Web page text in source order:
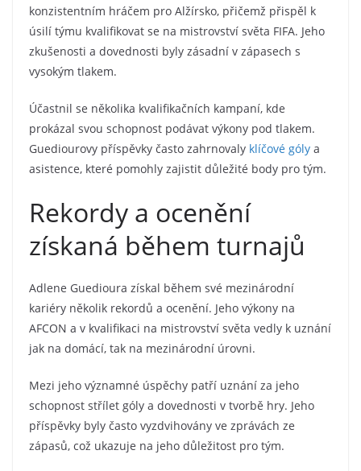
konzistentním hráčem pro Alžírsko, přičemž přispěl k
úsilí týmu kvalifikovat se na mistrovství světa FIFA. Jeho
zkušenosti a dovednosti byly zásadní v zápasech s
vysokým tlakem.
Účastnil se několika kvalifikačních kampaní, kde
prokázal svou schopnost podávat výkony pod tlakem.
Guediourovy příspěvky často zahrnovaly klíčové góly a
asistence, které pomohly zajistit důležité body pro tým.
Rekordy a ocenění
získaná během turnajů
Adlene Guedioura získal během své mezinárodní
kariéry několik rekordů a ocenění. Jeho výkony na
AFCON a v kvalifikaci na mistrovství světa vedly k uznání
jak na domácí, tak na mezinárodní úrovni.
Mezi jeho významné úspěchy patří uznání za jeho
schopnost střílet góly a dovednosti v tvorbě hry. Jeho
příspěvky byly často vyzdvihovány ve zprávách ze
zápasů, což ukazuje na jeho důležitost pro tým.